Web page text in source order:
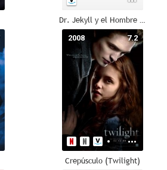
Dr. Jekyll y el Hombre Lobo
7.2
2008
Crepúsculo (Twilight)